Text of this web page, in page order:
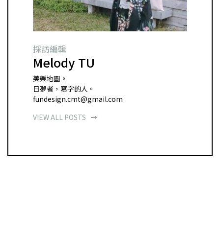
採訪編輯
Melody TU
美樂地圖。
日夢者，寫字的人。
fundesign.cmt@gmail.com
VIEW ALL POSTS